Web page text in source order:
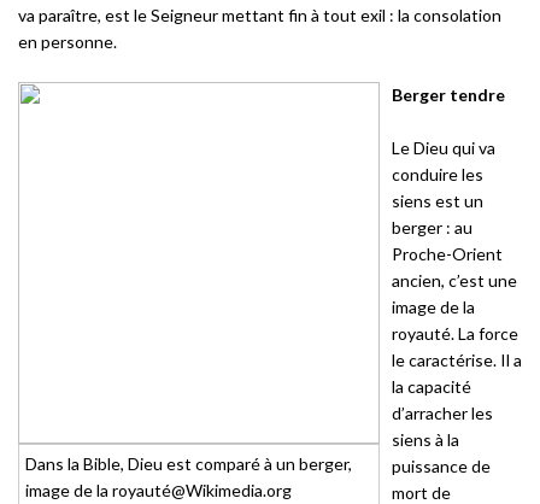
va paraître, est le Seigneur mettant fin à tout exil : la consolation
en personne.
Dans la Bible, Dieu est comparé à un berger,
image de la royauté@Wikimedia.org
Berger tendre
Le Dieu qui va
conduire les
siens est un
berger : au
Proche-Orient
ancien, c’est une
image de la
royauté. La force
le caractérise. Il a
la capacité
d’arracher les
siens à la
puissance de
mort de